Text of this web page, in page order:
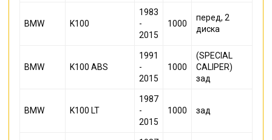
BMW K100
1983
-
2015
1000
перед, 2
диска
BMW K100 ABS
1991
-
2015
1000
(SPECIAL
CALIPER)
зад
BMW K100 LT
1987
-
2015
1000 зад